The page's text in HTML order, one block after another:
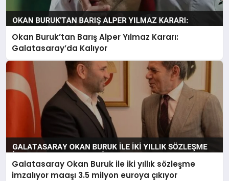
Okan Buruk’tan Barış Alper Yılmaz Kararı:
Galatasaray’da Kalıyor
Galatasaray Okan Buruk ile iki yıllık sözleşme
imzalıyor maaşı 3.5 milyon euroya çıkıyor